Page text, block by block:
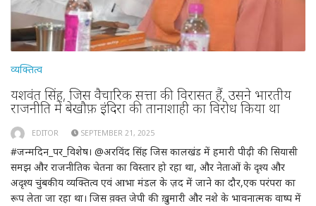
व्यक्तित्व
यशवंत सिंह, जिस वैचारिक सत्ता की विरासत हैं, उसने भारतीय
राजनीति में बेखौफ़ इंदिरा की तानाशाही का विरोध किया था
EDITOR SEPTEMBER 21, 2025
#जन्मदिन_पर_विशेष। @अरविंद सिंह जिस कालखंड में हमारी पीढ़ी की सियासी
समझ और राजनीतिक चेतना का विस्तार हो रहा था, और नेताओं के दृश्य और
अदृश्य चुंबकीय व्यक्तित्व एवं आभा मंडल के ज़द में जाने का दौर,एक परंपरा का
रूप लेता जा रहा था। जिस व़क्त जेपी की ख़ुमारी और नशे के भावनात्मक वाष्प में